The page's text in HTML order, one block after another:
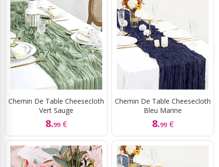
Chemin De Table Cheesecloth
Vert Sauge
8.99 €
Chemin De Table Cheesecloth
Bleu Marine
8.99 €